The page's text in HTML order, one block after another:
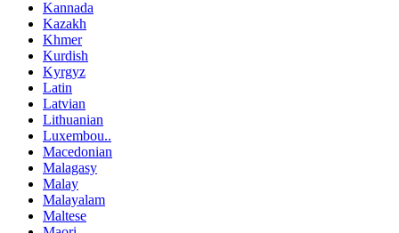
Kannada
Kazakh
Khmer
Kurdish
Kyrgyz
Latin
Latvian
Lithuanian
Luxembou..
Macedonian
Malagasy
Malay
Malayalam
Maltese